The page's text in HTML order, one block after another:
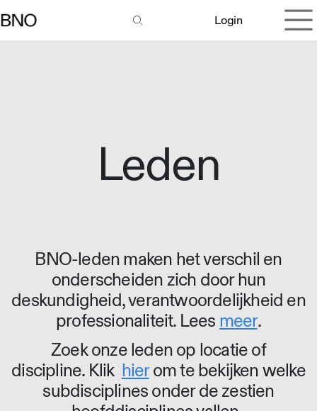
Login
Leden
BNO-leden maken het verschil en
onderscheiden zich door hun
deskundigheid, verantwoordelijkheid en
professionaliteit. Lees meer.
Zoek onze leden op locatie of
discipline. Klik hierom te bekijken welke
subdisciplines onder de zestien